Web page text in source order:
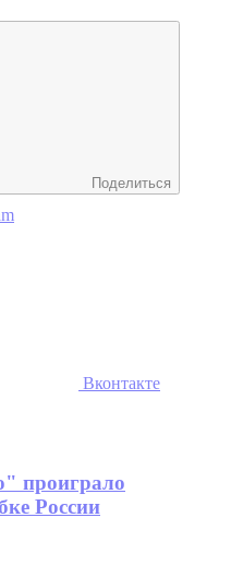
Поделиться
Вконтакте
проиграло
России